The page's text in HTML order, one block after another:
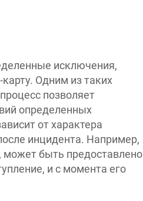
исключения,
Одним из таких
позволяет
определенных
от характера
инцидента. Например,
может быть предоставлено
и с момента его